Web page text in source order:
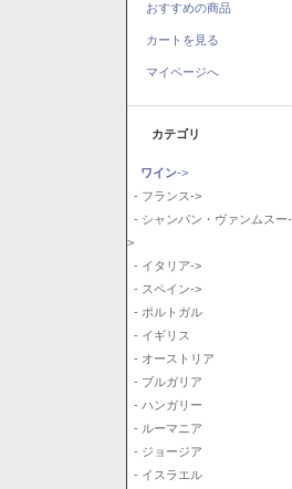
おすすめの商品
カートを見る
マイページへ
カテゴリ
ワイン->
- フランス->
- シャンパン・ヴァンムスー-
>
- イタリア->
- スペイン->
- ポルトガル
- イギリス
- オーストリア
- ブルガリア
- ハンガリー
- ルーマニア
- ジョージア
- イスラエル